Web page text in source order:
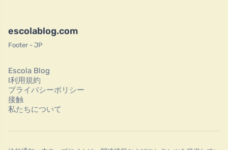
escolablog.com
Footer - JP
Escola Blog
l利用規約
プライバシーポリシー
接触
私たちについて